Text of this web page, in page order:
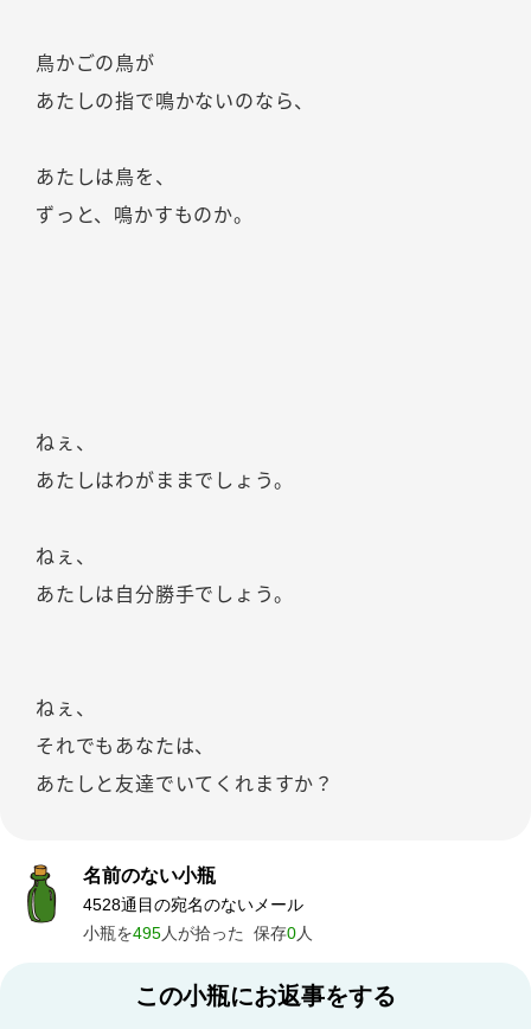
鳥かごの鳥が
あたしの指で鳴かないのなら、
あたしは鳥を、
ずっと、鳴かすものか。
ねぇ、
あたしはわがままでしょう。
ねぇ、
あたしは自分勝手でしょう。
ねぇ、
それでもあなたは、
あたしと友達でいてくれますか？
名前のない小瓶
4528通目の宛名のないメール
小瓶を495 人が拾った 保存0 人
この小瓶にお返事をする